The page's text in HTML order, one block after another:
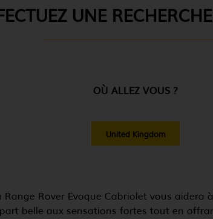
UNE
OÙ ALLEZ VOUS ?
United Kingdom
Range Rover Evoque Cabriolet vous aidera
belle aux sensations fortes tout en